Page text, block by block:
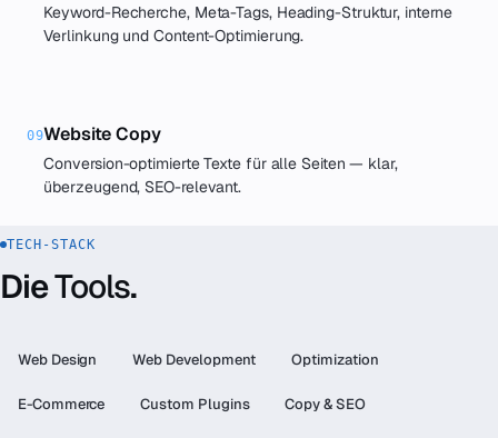
Keyword-Recherche, Meta-Tags, Heading-Struktur, interne
Verlinkung und Content-Optimierung.
09Website Copy
Conversion-optimierte Texte für alle Seiten — klar,
überzeugend, SEO-relevant.
TECH-STACK
DieTools.
Web Design Web Development Optimization
E-Commerce Custom Plugins Copy & SEO